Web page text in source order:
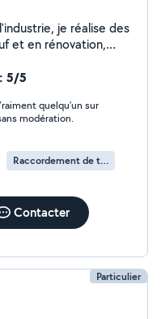
je réalise des
et en rénovation,
5/5
modération.
Raccordement de tableau électrique
Contacter
Particulier